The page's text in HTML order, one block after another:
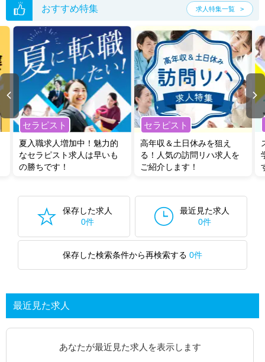
おすすめ特集 求人特集一覧
セラピスト
夏入職求人増加中！魅力的
なセラピスト求人は早いも
の勝ちです！
セラピスト
高年収＆土日休みを狙え
る！人気の訪問リハ求人を
ご紹介します！
保存した求人
0件
最近見た求人
0件
保存した検索条件から再検索する 0件
最近見た求人
あなたが最近見た求人を表示します